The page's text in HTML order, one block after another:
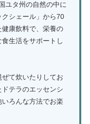
ユタ州の自然の中に
シェール」から70
康飲料で、栄養の
生活をサポートし
て炊いたりしてお
テラのエッセンシ
ろんな方法でお楽